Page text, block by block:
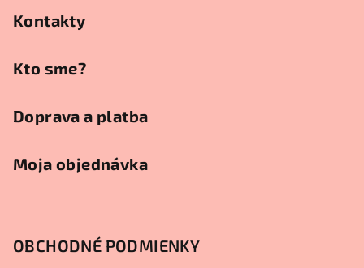
Kontakty
Kto sme?
Doprava a platba
Moja objednávka
OBCHODNÉ PODMIENKY